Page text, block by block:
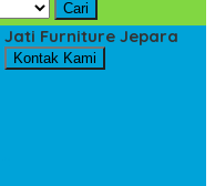
Cari
Jati Furniture Jepara
Kontak Kami